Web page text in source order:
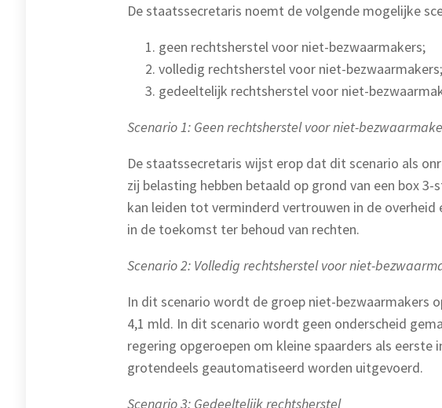
De staatssecretaris noemt de volgende mogelijke
geen rechtsherstel voor niet-bezwaarmakers;
volledig rechtsherstel voor niet-
gedeeltelijk rechtsherstel voor niet-
Scenario 1: Geen rechtsherstel voor niet-
De staatssecretaris wijst erop dat dit scenario als
zij belasting hebben betaald op grond van een box
kan leiden tot verminderd vertrouwen in de
in de toekomst ter behoud van rechten.
Scenario 2: Volledig rechtsherstel voor niet-
In dit scenario wordt de groep niet-bezwaarmakers
4,1 mld. In dit scenario wordt geen onderscheid
regering opgeroepen om kleine spaarders als
grotendeels geautomatiseerd worden uitgevoerd.
Scenario 3: Gedeeltelijk rechtsherstel